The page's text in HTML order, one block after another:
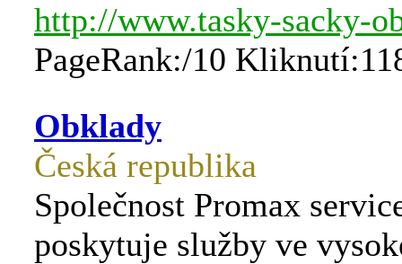
http://www.tasky-sacky-
PageRank:/10
Obklady
Česká republika
Společnost Promax
poskytuje služby ve